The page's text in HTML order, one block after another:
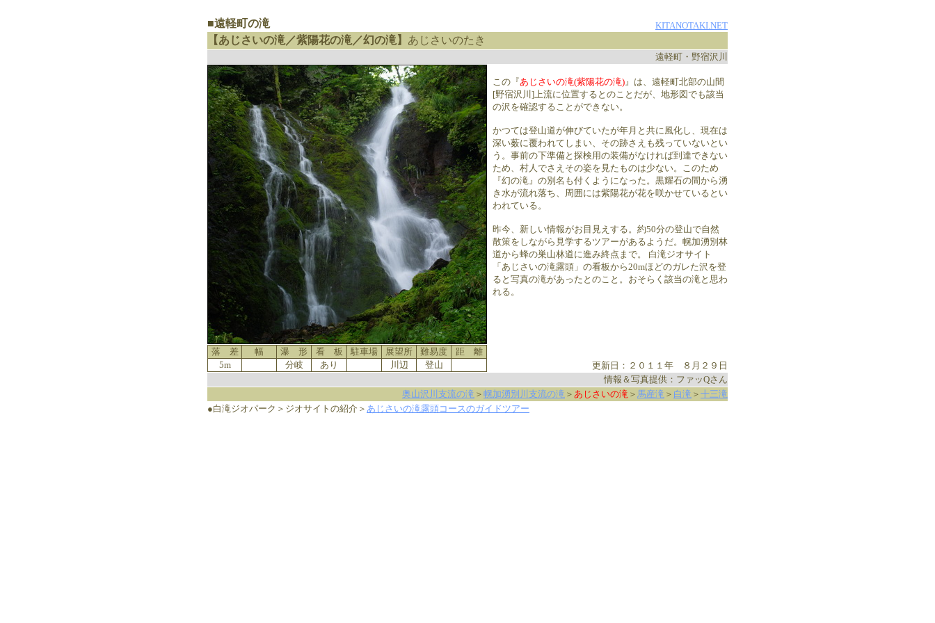
■遠軽町の滝 KITANOTAKI.NET
【あじさいの滝／紫陽花の滝／幻の滝】 あじさいのたき
遠軽町・野宿沢川
この『あじさいの滝(紫陽花の滝)』は、遠軽町北部の山間
[野宿沢川]上流に位置するとのことだが、地形図でも該当
の沢を確認することができない。
かつては登山道が伸びていたが年月と共に風化し、現在は
深い薮に覆われてしまい、その跡さえも残っていないとい
う。事前の下準備と探検用の装備がなければ到達できない
ため、村人でさえその姿を見たものは少ない。このため
『幻の滝』の別名も付くようになった。黒耀石の間から湧
き水が流れ落ち、周囲には紫陽花が花を咲かせているとい
われている。
昨今、新しい情報がお目見えする。約50分の登山で自然
散策をしながら見学するツアーがあるようだ。幌加湧別林
道から蜂の巣山林道に進み終点まで。 白滝ジオサイト
「あじさいの滝露頭」の看板から20mほどのガレた沢を登
ると写真の滝があったとのこと。おそらく該当の滝と思わ
れる。
落 差 幅 瀑 形 看 板 駐車場 展望所 難易度
距 離
5m
分岐 あり 川辺 登山
更新日：２０１１年 ８月２９日
情報＆写真提供：ファッQさん
奥山沢川支流の滝 ＞ 幌加湧別川支流の滝 ＞ あじさいの滝 ＞ 馬産滝 ＞ 白滝 ＞ 十三滝
●白滝ジオパーク＞ジオサイトの紹介＞ あじさいの滝露頭コースのガイドツアー